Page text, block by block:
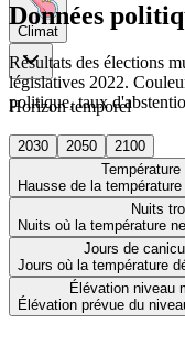
Climat
Horizon temporel
2030 2050
2100
Température
Hausse de la
Nuits
Nuits où la température
Jours de
Jours où la température
Élévation niveau
Élévation prévue du
Données
Résultats des élections
législatives 2022.
politique, taux